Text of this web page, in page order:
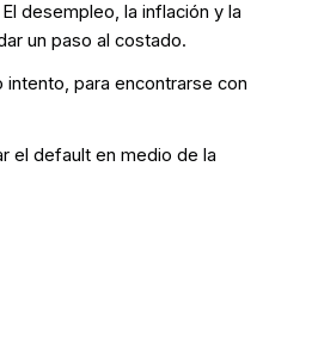
desempleo, la inflación y la
un paso al costado.
intento, para encontrarse con
el default en medio de la